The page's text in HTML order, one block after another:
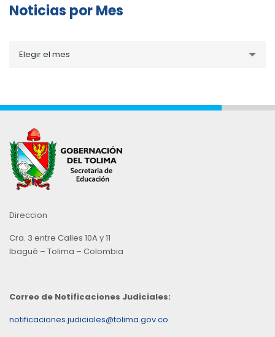
Noticias por Mes
porElegir el mes
Direccion
Cra. 3 entre Calles 10A y 11
Ibagué – Tolima – Colombia
Correo de Notificaciones Judiciales:
notificaciones.judiciales@tolima.gov.co